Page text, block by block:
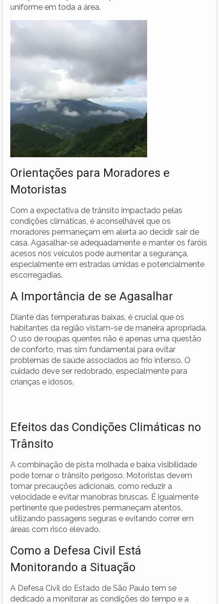
uniforme em toda a área.
Orientações para Moradores e
Motoristas
Com a expectativa de trânsito impactado pelas
condições climáticas, é aconselhável que os
moradores permaneçam em alerta ao decidir sair de
casa. Agasalhar-se adequadamente e manter os faróis
acesos nos veículos pode aumentar a segurança,
especialmente em estradas úmidas e potencialmente
escorregadias.
A Importância de se Agasalhar
Diante das temperaturas baixas, é crucial que os
habitantes da região vistam-se de maneira apropriada.
O uso de roupas quentes não é apenas uma questão
de conforto, mas sim fundamental para evitar
problemas de saúde associados ao frio intenso. O
cuidado deve ser redobrado, especialmente para
crianças e idosos.
Efeitos das Condições Climáticas no
Trânsito
A combinação de pista molhada e baixa visibilidade
pode tornar o trânsito perigoso. Motoristas devem
tomar precauções adicionais, como reduzir a
velocidade e evitar manobras bruscas. É igualmente
pertinente que pedestres permaneçam atentos,
utilizando passagens seguras e evitando correr em
áreas com risco elevado.
Como a Defesa Civil Está
Monitorando a Situação
A Defesa Civil do Estado de São Paulo tem se
dedicado a monitorar as condições do tempo e a